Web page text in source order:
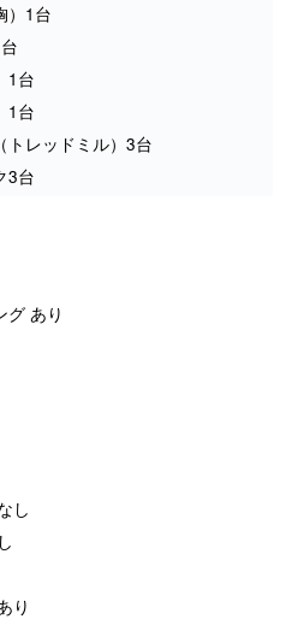
）1台
1台
1台
トレッドミル）3台
3台
グ あり
し
り